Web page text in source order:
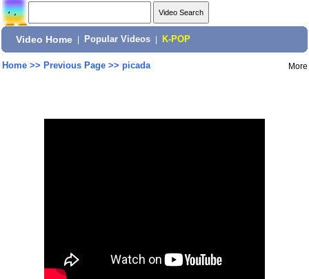
Video Home Popular Videos K-POP
Home>> Previous Page>> picada More